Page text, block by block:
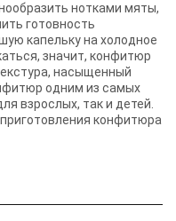
нотками мяты,
готовность
капельку на холодное
значит, конфитюр
насыщенный
одним из самых
взрослых, так и детей.
конфитюра